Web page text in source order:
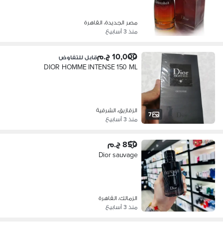
مصر الجديدة، القاهرة
منذ 3 أسابيع
7
10,000 ج.م قابل للتفاوض
DIOR HOMME INTENSE 150 ML
الزقازيق، الشرقية
منذ 3 أسابيع
850 ج.م
Dior sauvage
الزمالك، القاهرة
منذ 3 أسابيع